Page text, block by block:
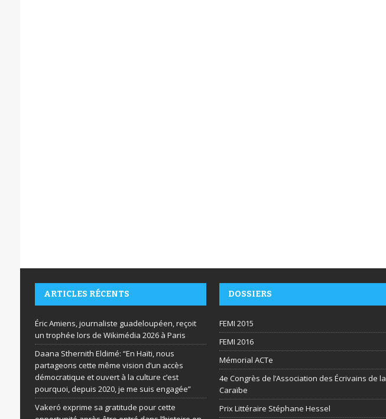
ARTICLES RÉCENTS
Éric Amiens, journaliste guadeloupéen, reçoit
un trophée lors de Wikimédia 2026 à Paris
Daana Sthernith Eldimé: “En Haïti, nous
partageons cette même vision d’un accès
démocratique et ouvert à la culture c’est
pourquoi, depuis 2020, je me suis engagée”
Vakeró exprime sa gratitude pour cette
DOSSIERS
FEMI 2015
FEMI 2016
Mémorial ACTe
4e Congrès de l’Association des Écrivains de la
Caraïbe
Prix Littéraire Stéphane Hessel